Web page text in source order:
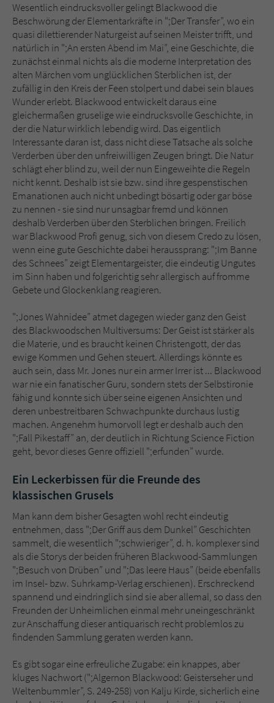
Wesentlich eindrucksvoller gelingt Blackwood die
Beschwörung der Elementarkräfte in ";Der Transfer”, wo ein
quasi dilettierender Naturgeist auf seinen Meister trifft, und
natürlich in ";An ersten Abend im Mai”, eine Geschichte, die
zunächst einmal nichts als die moderne Interpretation des
alten Märchen vom unglücklichen Sterblichen ist, der
zufällig in den Kreis der Feen stolpert und dabei sein blaues
Wunder erlebt. Blackwood entwickelt daraus eine
gleichermaßen gruselige wie eindrucksvolle Geschichte, in
der die Natur wirklich lebendig wird. Das eigentlich
Interessante daran ist, dass nicht diese Tatsache als solche
Verderben über den unfreiwilligen Zeugen bringt. Die Natur
schlägt eher blind zu, weil der nun Eingeweihte die Regeln
nicht kennt. Deshalb ist sie bzw. sind ihre gespenstischen
Emanationen auch nicht unbedingt bösartig oder gar böse
zu nennen - sie sind nur unsagbar fremd und können
deshalb Verderben über den Sterblichen bringen. Freilich
war Blackwood Profi genug, sich von diesem Credo zu lösen,
wenn eine gute Geschichte dabei heraussprang: ";Im Banne
des Schnees” zeigt Elementargeister, die eindeutig Ungutes
im Sinn haben und folgerichtig sehr allergisch auf fromme
Gebete und Glockenklang reagieren.
";Jones Wahnidee” atmet dagegen wieder ganz den Geist
des Blackwoodschen Multiversums: Der Geist ist stärker als
die Materie, und es braucht keinen Christengott, der das
ewige Kommen und Gehen steuert. Allerdings könnte es
auch sein, dass Mr. Jones nur ein armer Irrer ist ... Blackwood
war nie ein fanatischer Guru, sondern stets der Selbstironie
fähig und konnte sich über seine eigenen Ansichten und
deren unbestreitbaren Schwachpunkte durchaus lustig
machen. Angenehm humorvoll legt er deshalb auch den
";Fall Pikestaff” an, der deutlich in Richtung Science Fiction
geht, bevor dieses Genre offiziell ";erfunden” wurde.
Ein Leckerbissen für die Freunde des
klassischen Grusels
Man kann dem bisher Gesagten wohl recht eindeutig
entnehmen, dass ";Der Griff aus dem Dunkel” Geschichten
sammelt, die wesentlich ";schwieriger”, d. h. komplexer sind
als die Storys der beiden früheren Blackwood-Sammlungen
";Besuch von Drüben” und ";Das leere Haus” (beide ebenfalls
im Insel- bzw. Suhrkamp-Verlag erschienen). Erschreckend
spannend und eindringlich sind sie aber allemal, so dass den
Freunden der Unheimlichen einmal mehr uneingeschränkt
zur Anschaffung dieser antiquarisch recht problemlos zu
findenden Sammlung geraten werden kann.
Es gibt sogar eine erfreuliche Zugabe: ein knappes, aber
kluges Nachwort (";Algernon Blackwood: Geisterseher und
Weltenbummler”, S. 249-258) von Kalju Kirde, sicherlich eine